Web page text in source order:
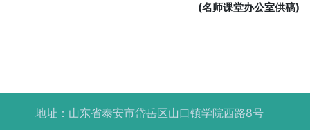
(名师课堂办公室供稿)
地址：山东省泰安市岱岳区山口镇学院西路8号